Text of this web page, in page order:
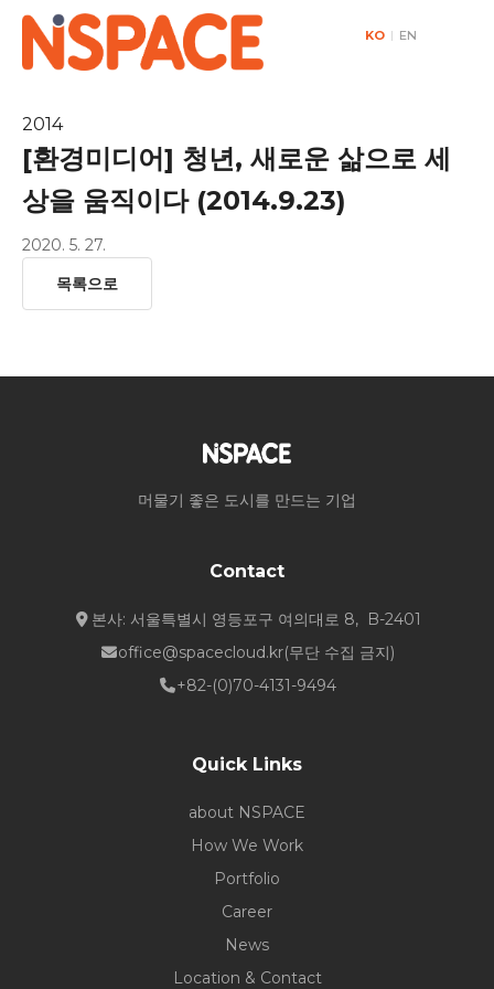
KO | EN
2014
[환경미디어] 청년, 새로운 삶으로 세
상을 움직이다 (2014.9.23)
2020. 5. 27.
목록으로
머물기 좋은 도시를 만드는 기업
Contact
본사: 서울특별시 영등포구 여의대로 8, B-2401
office@spacecloud.kr(무단 수집 금지)
+82-(0)70-4131-9494
Quick Links
about NSPACE
How We Work
Portfolio
Career
News
Location & Contact